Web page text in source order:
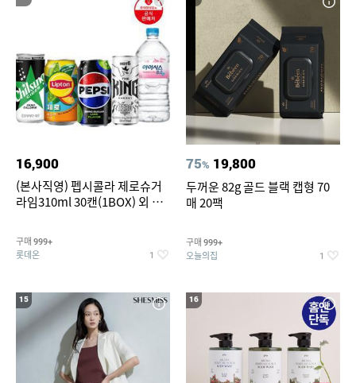
16,900
(본사직영) 펩시콜라 제로슈거
라임310ml 30캔(1BOX) 외 롯
구매 999+
롯데온 1
75% 19,800
두꺼운 82g 골드 블랙 캡형 70
매 20팩
구매 999+
오늘의집 1
15 16